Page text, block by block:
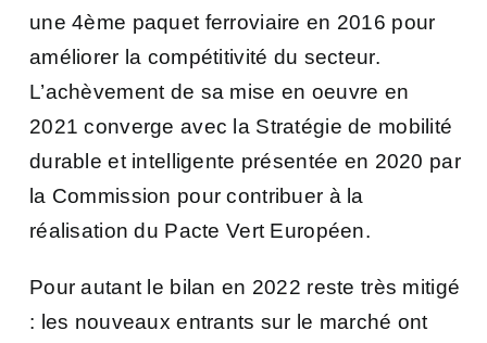
une 4ème paquet ferroviaire en 2016 pour
améliorer la compétitivité du secteur.
L’achèvement de sa mise en oeuvre en
2021 converge avec la Stratégie de mobilité
durable et intelligente présentée en 2020 par
la Commission pour contribuer à la
réalisation du Pacte Vert Européen.
Pour autant le bilan en 2022 reste très mitigé
: les nouveaux entrants sur le marché ont